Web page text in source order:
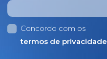
Concordo com os
termos de privacidade